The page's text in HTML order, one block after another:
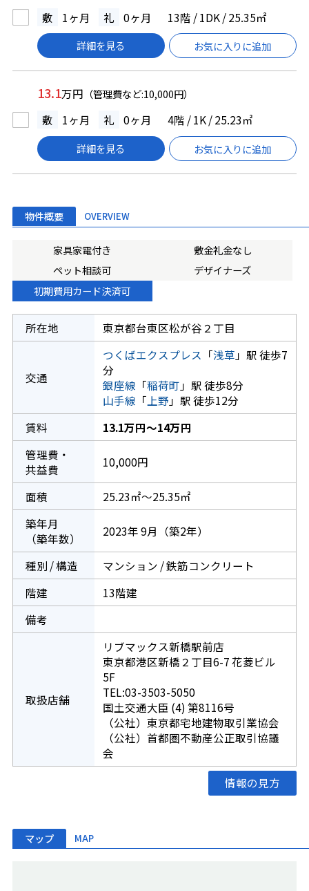
敷 1ヶ月 礼 0ヶ月 13階 / 1DK / 25.35㎡
詳細を見る お気に入りに追加
13.1万円 （管理費など:10,000円）
敷 1ヶ月 礼 0ヶ月 4階 / 1K / 25.23㎡
詳細を見る お気に入りに追加
物件概要 OVERVIEW
家具家電付き
敷金礼金なし
ペット相談可
デザイナーズ
初期費用カード決済可
所在地 東京都台東区松が谷２丁目
交通
つくばエクスプレス 「浅草 」駅 徒歩7
分
銀座線 「稲荷町 」駅 徒歩8分
山手線 「 上野 」駅 徒歩12分
賃料
13.1万円～14万円
管理費・
共益費
10,000円
面積
25.23㎡～25.35㎡
築年月
（築年数）
2023年 9月（築2年）
種別 / 構造
マンション / 鉄筋コンクリート
階建
13階建
備考
取扱店舗
リブマックス新橋駅前店
東京都港区新橋２丁目6-7 花菱ビル
5F
TEL:03-3503-5050
国土交通大臣 (4) 第8116号
（公社）東京都宅地建物取引業協会
（公社）首都圏不動産公正取引協議
会
情報の見方
マップ MAP